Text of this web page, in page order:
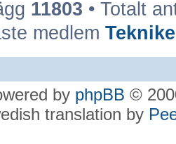
11803 • Totalt
medlem
by phpBB ©
translation by